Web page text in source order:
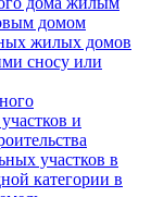
домом
жилых домов
сносу или
и
участков в
категории в